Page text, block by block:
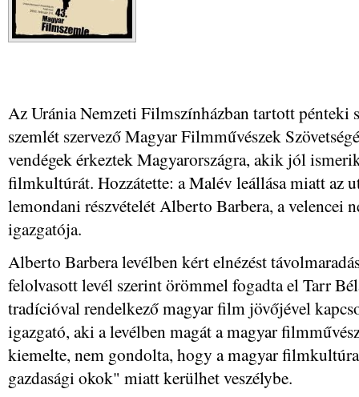
Az Uránia Nemzeti Filmszínházban tartott pénteki
szemlét szervező Magyar Filmművészek
vendégek érkeztek Magyarországra, akik jól
filmkultúrát. Hozzátette: a Malév leállása miatt az
lemondani részvételét Alberto Barbera, a velencei
igazgatója.
Alberto Barbera levélben kért elnézést
felolvasott levél szerint örömmel fogadta el Tarr
tradícióval rendelkező magyar film jövőjével
igazgató, aki a levélben magát a magyar
kiemelte, nem gondolta, hogy a magyar
gazdasági okok" miatt kerülhet veszélybe.